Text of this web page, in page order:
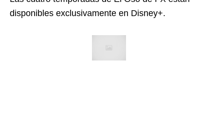
disponibles exclusivamente en Disney+.